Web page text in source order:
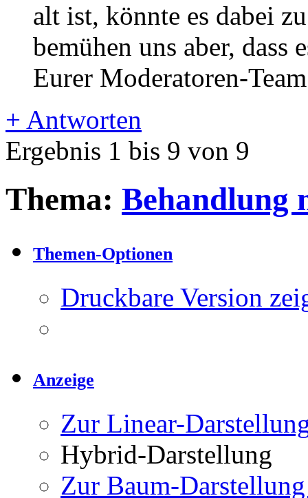
alt ist, könnte es dabei
bemühen uns aber, dass
Eurer Moderatoren-Team
+ Antworten
Ergebnis 1 bis 9 von 9
Thema: Behandlung
Themen-Optionen
Druckbare Version
Anzeige
Zur Linear-
Hybrid-Darstellung
Zur Baum-